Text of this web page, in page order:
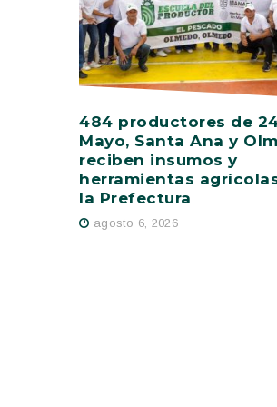
484 productores de
Mayo, Santa Ana y
reciben insumos y
herramientas
la Prefectura
agosto 6, 2026